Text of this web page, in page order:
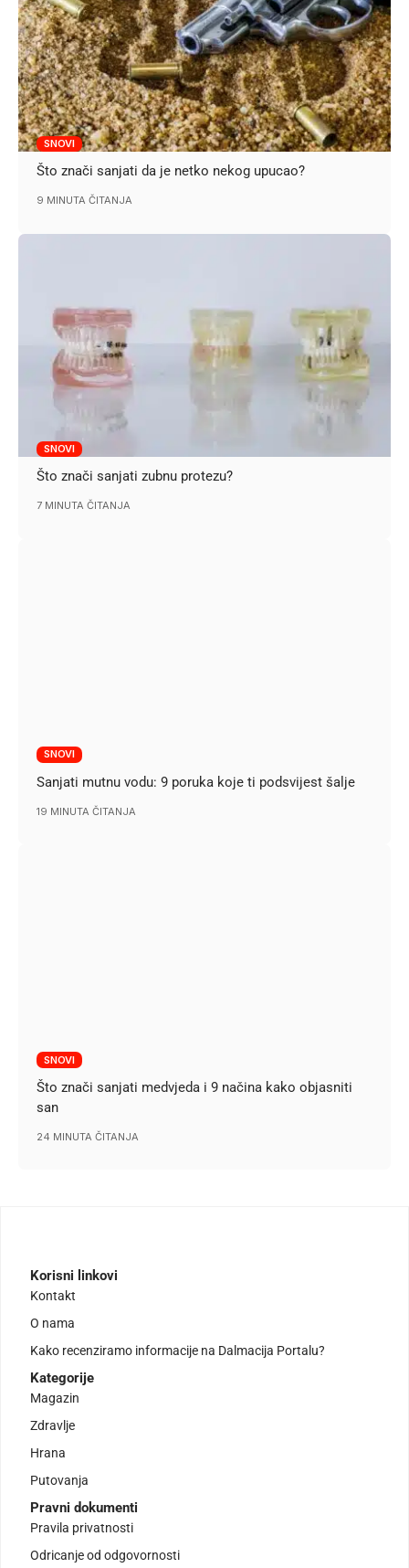
SNOVI
Što znači sanjati da je netko nekog upucao?
9 MINUTA ČITANJA
SNOVI
Što znači sanjati zubnu protezu?
7 MINUTA ČITANJA
SNOVI
Sanjati mutnu vodu: 9 poruka koje ti podsvijest šalje
19 MINUTA ČITANJA
SNOVI
Što znači sanjati medvjeda i 9 načina kako objasniti
san
24 MINUTA ČITANJA
Korisni linkovi
Kontakt
O nama
Kako recenziramo informacije na Dalmacija Portalu?
Kategorije
Magazin
Zdravlje
Hrana
Putovanja
Pravni dokumenti
Pravila privatnosti
Odricanje od odgovornosti